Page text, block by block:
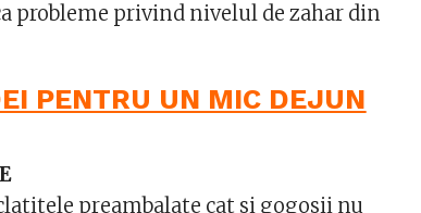
probleme privind nivelul de zahar din
PENTRU UN MIC DEJUN
preambalate cat si gogosii nu